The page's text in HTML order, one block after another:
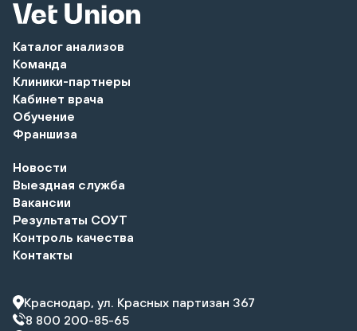
Каталог анализов
Команда
Клиники-партнеры
Кабинет врача
Обучение
Франшиза
Новости
Выездная служба
Вакансии
Результаты СОУТ
Контроль качества
Контакты
Краснодар, ул. Красных партизан 367
8 800 200-85-65